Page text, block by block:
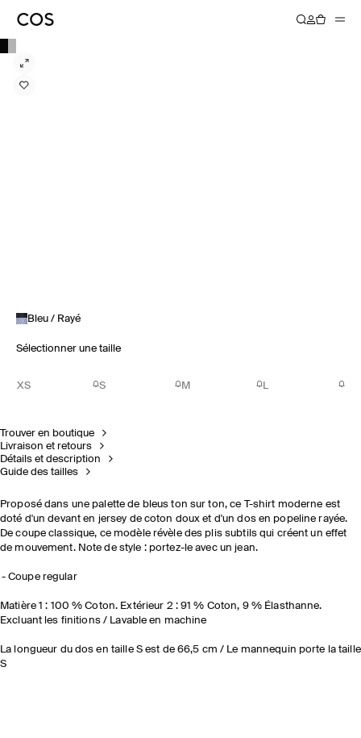
Bleu / Rayé
Sélectionner une taille
XS S M L
Trouver en boutique
Livraison et retours
Détails et description
Guide des tailles
Proposé dans une palette de bleus ton sur ton, ce T-shirt moderne est
doté d'un devant en jersey de coton doux et d'un dos en popeline rayée.
De coupe classique, ce modèle révèle des plis subtils qui créent un effet
de mouvement. Note de style : portez-le avec un jean.
Coupe regular
Matière 1 : 100 % Coton. Extérieur 2 : 91 % Coton, 9 % Élasthanne.
Excluant les finitions / Lavable en machine
La longueur du dos en taille S est de 66,5 cm / Le mannequin porte la taille
S